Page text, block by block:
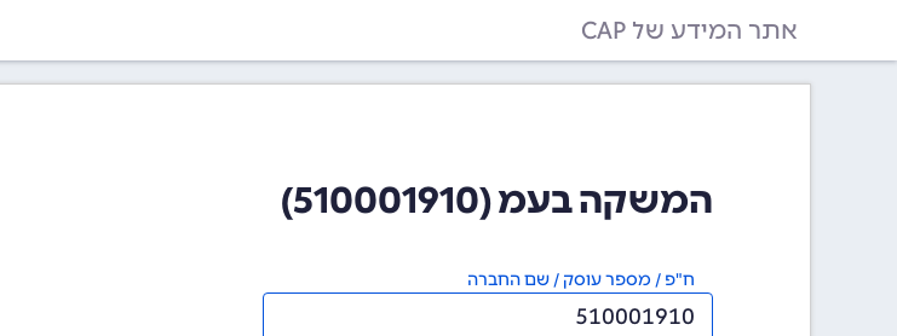
אתר המידע של CAP
המשקה בעמ (510001910)
ח"פ / מספר עוסק / שם החברה